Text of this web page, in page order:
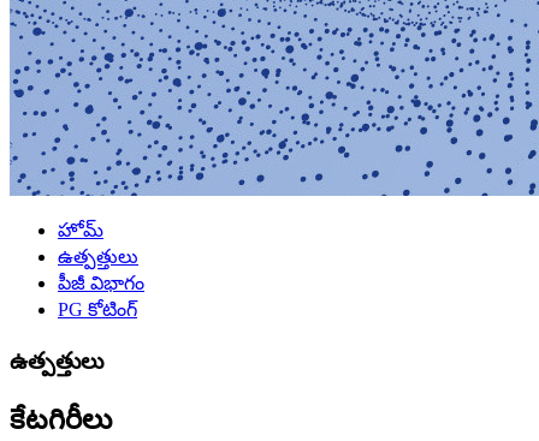
హోమ్
ఉత్పత్తులు
పీజీ విభాగం
PG కోటింగ్
ఉత్పత్తులు
కేటగిరీలు